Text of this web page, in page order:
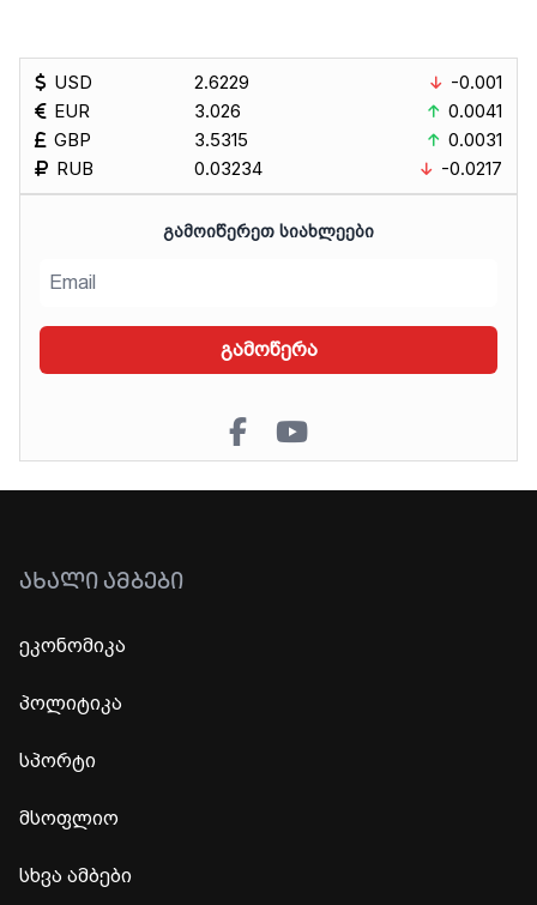
USD
EUR
GBP
RUB
2.6229
3.026
3.5315
0.03234
-0.001
0.0041
0.0031
-0.0217
ᲒᲐᲛᲝᲘᲬᲔᲠᲔᲗ ᲡᲘᲐᲮᲚᲔᲔᲑᲘ
გამოწერა
ᲐᲮᲐᲚᲘ ᲐᲛᲑᲔᲑᲘ
ეკონომიკა
პოლიტიკა
სპორტი
მსოფლიო
სხვა ამბები